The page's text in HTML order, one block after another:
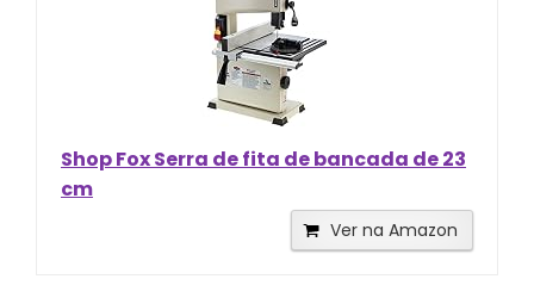
Shop Fox Serra de fita de bancada de 23
cm
Ver na Amazon